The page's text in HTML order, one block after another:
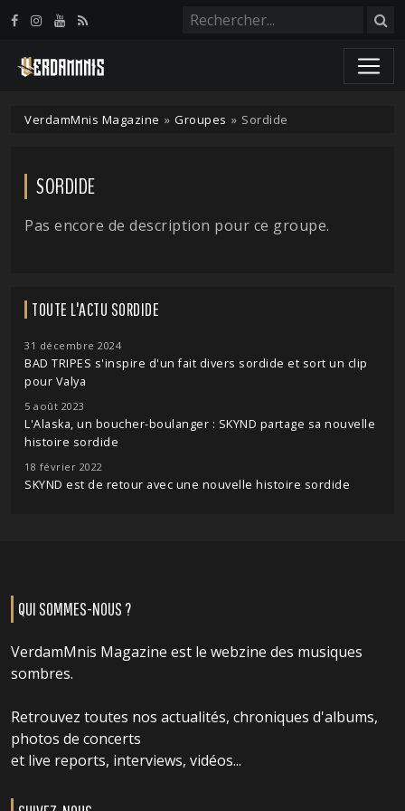
VerdamMnis Magazine » Groupes » Sordide
SORDIDE
Pas encore de description pour ce groupe.
TOUTE L'ACTU SORDIDE
31 décembre 2024
BAD TRIPES s'inspire d'un fait divers sordide et sort un clip
pour Valya
5 août 2023
L'Alaska, un boucher-boulanger : SKYND partage sa nouvelle
histoire sordide
18 février 2022
SKYND est de retour avec une nouvelle histoire sordide
QUI SOMMES-NOUS ?
VerdamMnis Magazine est le webzine des musiques
sombres.
Retrouvez toutes nos actualités, chroniques d'albums,
photos de concerts
et live reports, interviews, vidéos...
Panneau de gestion des cookies